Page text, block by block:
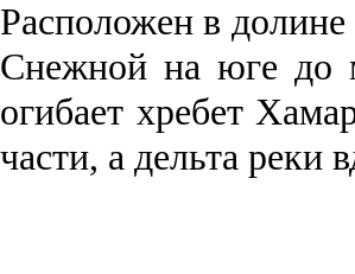
Рас­положен в
Снежной на юге до
огибает хребет
части, а дельта реки